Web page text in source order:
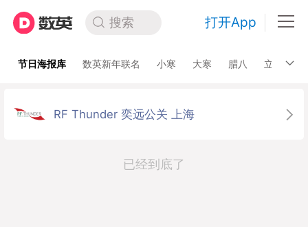
搜索 打开App
节日海报库 数英新年联名 小寒 大寒 腊八 立春
RF Thunder 奕远公关 上海
已经到底了